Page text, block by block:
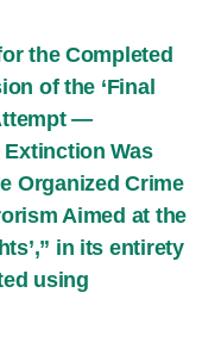
the Completed
of the ‘Final
—
Was
Organized Crime
Aimed at the
in its entirety
using